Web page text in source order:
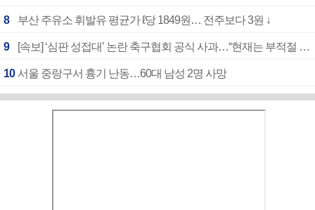
8 부산 주유소 휘발유 평균가 ℓ당 1849원… 전주보다 3원 ↓
9 [속보] ‘심판 성접대’ 논란 축구협회 공식 사과…“현재는 부적절 행위 없어”
10 서울 중랑구서 흉기 난동…60대 남성 2명 사망